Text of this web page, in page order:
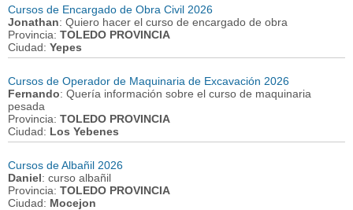
Cursos de Encargado de Obra Civil 2026
Jonathan: Quiero hacer el curso de encargado de obra
Provincia: TOLEDO PROVINCIA
Ciudad: Yepes
Cursos de Operador de Maquinaria de Excavación 2026
Fernando: Quería información sobre el curso de maquinaria
pesada
Provincia: TOLEDO PROVINCIA
Ciudad: Los Yebenes
Cursos de Albañil 2026
Daniel: curso albañil
Provincia: TOLEDO PROVINCIA
Ciudad: Mocejon